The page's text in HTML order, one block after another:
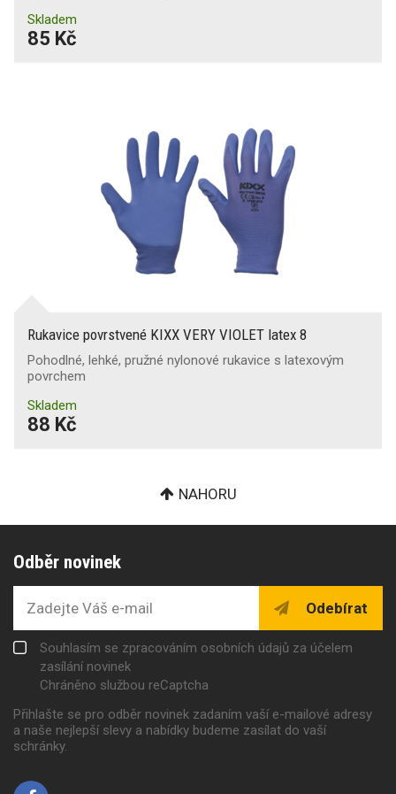
Skladem
85 Kč
Rukavice povrstvené KIXX VERY VIOLET latex 8
Pohodlné, lehké, pružné nylonové rukavice s latexovým
povrchem
Skladem
88 Kč
NAHORU
Odběr novinek
Odebírat
Souhlasím se zpracováním osobních údajů za účelem
zasílání novinek
Chráněno službou reCaptcha
Přihlašte se pro odběr novinek zadaním vaší e-mailové adresy
a naše nejlepší slevy a nabídky budeme zasílat do vaší
schránky.